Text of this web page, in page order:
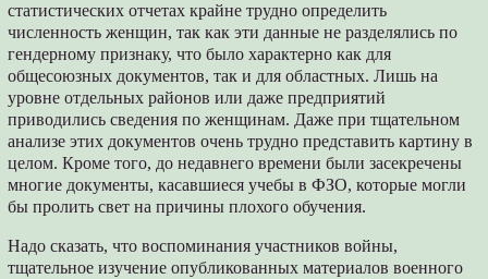
статистических отчетах крайне трудно определить
численность женщин, так как эти данные не разделялись по
гендерному признаку, что было характерно как для
общесоюзных документов, так и для областных. Лишь на
уровне отдельных районов или даже предприятий
приводились сведения по женщинам. Даже при тщательном
анализе этих документов очень трудно представить картину в
целом. Кроме того, до недавнего времени были засекречены
многие документы, касавшиеся учебы в ФЗО, которые могли
бы пролить свет на причины плохого обучения.
Надо сказать, что воспоминания участников войны,
тщательное изучение опубликованных материалов военного